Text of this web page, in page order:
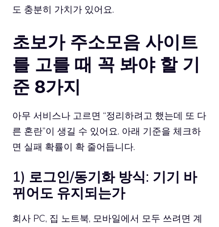
도 충분히 가치가 있어요.
초보가 주소모음 사이트
를 고를 때 꼭 봐야 할 기
준 8가지
아무 서비스나 고르면 “정리하려고 했는데 또 다
른 혼란”이 생길 수 있어요. 아래 기준을 체크하
면 실패 확률이 확 줄어듭니다.
1) 로그인/동기화 방식: 기기 바
뀌어도 유지되는가
회사 PC, 집 노트북, 모바일에서 모두 쓰려면 계